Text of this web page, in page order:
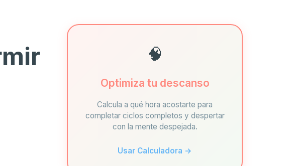
🧠
Optimiza tu descanso
Calcula a qué hora acostarte para
completar ciclos completos y despertar
con la mente despejada.
Usar Calculadora →